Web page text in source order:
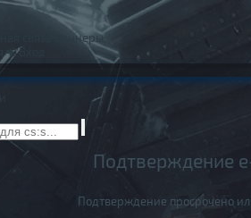
Баннеры
Вход
Подтверждение
Подтверждение просрочено